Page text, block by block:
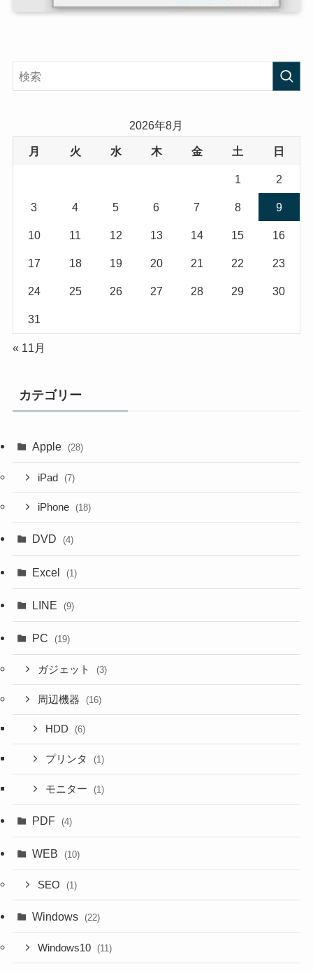
2026年8月
月 火 水 木 金 土 日
1 2
3 4 5 6 7 8 9
10 11 12 13 14 15 16
17 18 19 20 21 22 23
24 25 26 27 28 29 30
31
« 11月
カテゴリー
Apple (28)
iPad (7)
iPhone (18)
DVD (4)
Excel (1)
LINE (9)
PC (19)
ガジェット (3)
周辺機器 (16)
HDD (6)
プリンタ (1)
モニター (1)
PDF (4)
WEB (10)
SEO (1)
Windows (22)
Windows10 (11)